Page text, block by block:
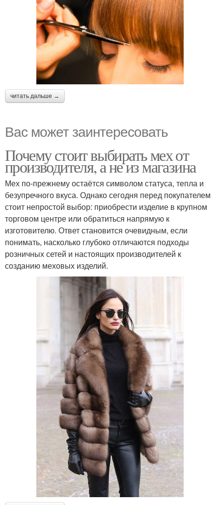
читать дальше →
Вас может заинтересовать
Почему стоит выбирать мех от
производителя, а не из магазина
Мех по-прежнему остаётся символом статуса, тепла и
безупречного вкуса. Однако сегодня перед покупателем
стоит непростой выбор: приобрести изделие в крупном
торговом центре или обратиться напрямую к
изготовителю. Ответ становится очевидным, если
понимать, насколько глубоко отличаются подходы
розничных сетей и настоящих производителей к
созданию меховых изделий.